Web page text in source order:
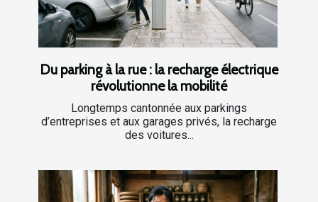
Du parking à la rue : la recharge électrique
révolutionne la mobilité
Longtemps cantonnée aux parkings
d’entreprises et aux garages privés, la recharge
des voitures...